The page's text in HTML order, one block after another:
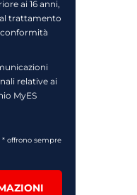
ai 16 anni,
trattamento
relative ai
MyES
offrono sempre